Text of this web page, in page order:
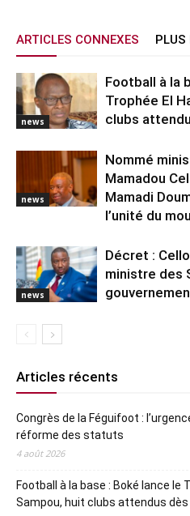
ARTICLES CONNEXES PLUS
news
Football à la
Trophée El
clubs
news
Nommé
Mamadou
Mamadi
l’unité du
news
Décret :
ministre des
Articles récents
Congrès de la Féguifoot :
réforme des statuts
4 août 2026
Football à la base : Boké lance le
Sampou, huit clubs attendus dès